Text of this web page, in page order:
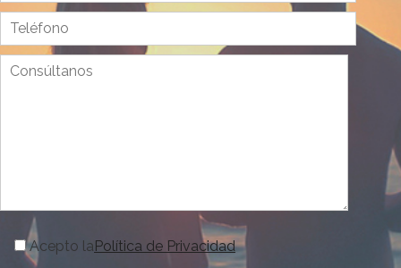
Acepto laPolítica de Privacidad